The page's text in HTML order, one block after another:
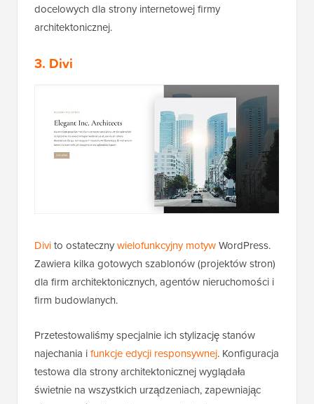
docelowych dla strony internetowej firmy
architektonicznej.
3. Divi
Divito ostatecznywielofunkcyjny motywWordPress.
Zawiera kilka gotowych szablonów (projektów stron)
dla firm architektonicznych, agentów nieruchomości i
firm budowlanych.
Przetestowaliśmy specjalnie ich stylizację stanów
najechania ifunkcje edycji responsywnej. Konfiguracja
testowa dla strony architektonicznej wyglądała
świetnie na wszystkich urządzeniach, zapewniając